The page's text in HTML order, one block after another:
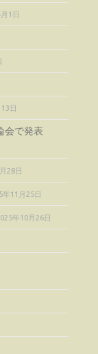
1日
日
会で発表
28日
年11月25日
年10月26日